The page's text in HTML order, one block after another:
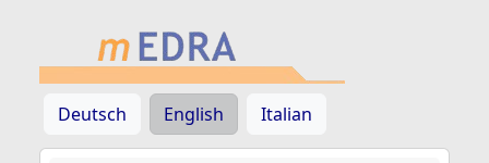
Deutsch English Italian